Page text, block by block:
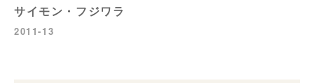
サイモン・フジワラ
2011-13